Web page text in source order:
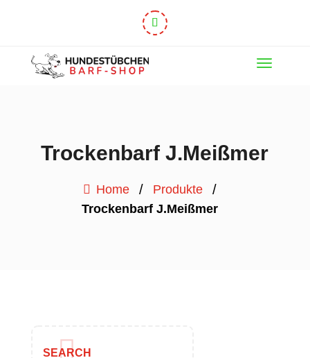
Trockenbarf J.Meißmer
Home / Produkte /
Trockenbarf J.Meißmer
SEARCH